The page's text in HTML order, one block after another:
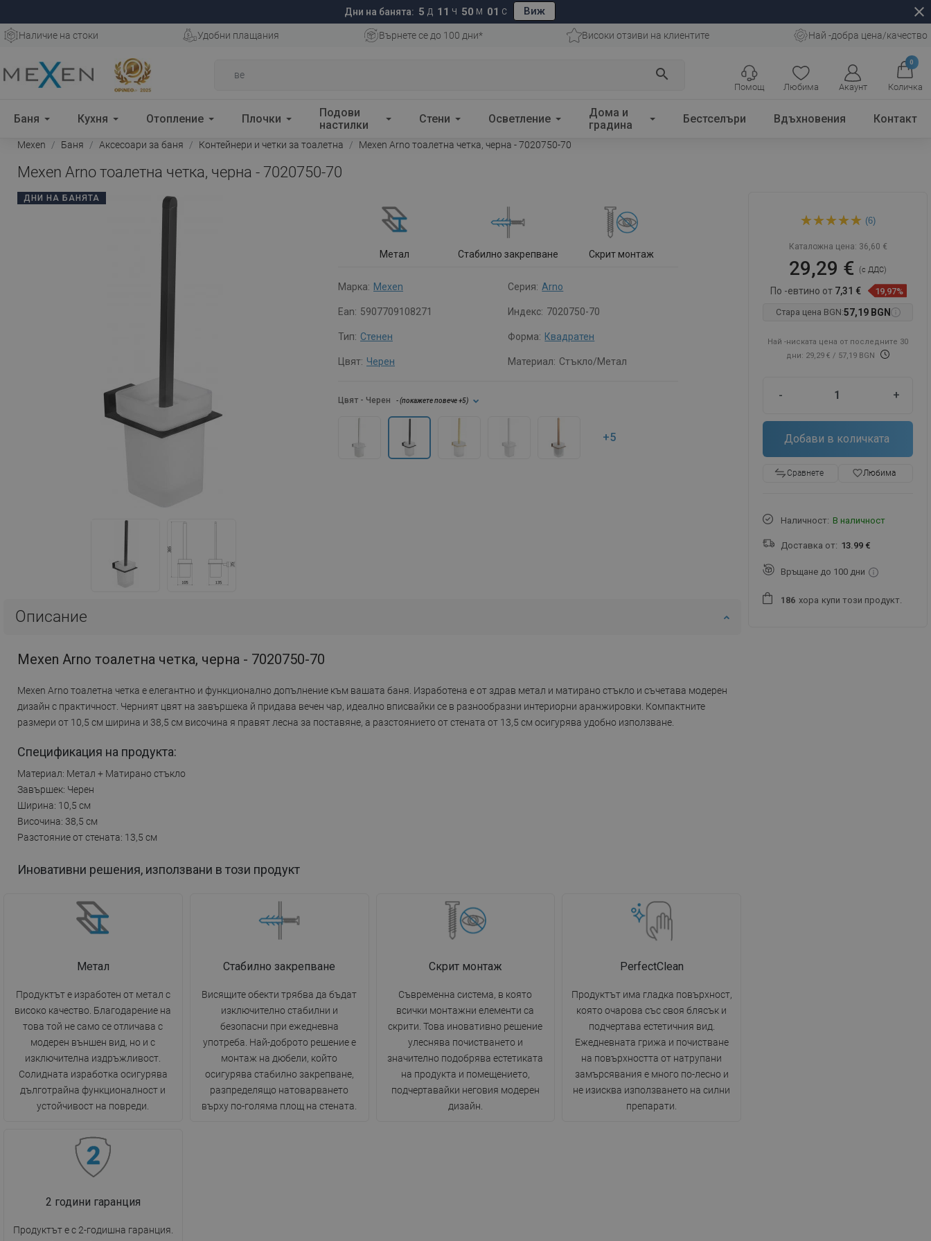
Дни на банята: 5 Д 11 Ч 50 М 00 С Виж close
Наличие на стоки Удобни плащания Върнете се до 100 дни* Високи отзиви на клиентите Най -добра цена/качество
search
Любима Акаунт
0
Количка
Помощ
Баня Кухня Отопление Плочки
Подови
настилки
Стени Осветление
Дома и
градина
Бестселъри Вдъхновения Контакт
Mexen Баня Аксесоари за баня Контейнери и четки за тоалетна Mexen Arno тоалетна четка, черна - 7020750-70
Mexen Arno тоалетна четка, черна - 7020750-70
ДНИ НА БАНЯТА
Метал Стабилно закрепване Скрит монтаж
Марка: Mexen Серия: Arno
Ean: 5907709108271 Индекс: 7020750-70
Тип: Стенен Форма: Квадратен
Цвят: Черен Материал: Стъкло/Метал
Цвят - Черен - (покажете повече+5)
+5
Описание
Mexen Arno тоалетна четка, черна - 7020750-70
Mexen Arno тоалетна четка е елегантно и функционално допълнение към вашата баня. Изработена е от здрав метал и матирано стъкло и съчетава модерен
дизайн с практичност. Черният цвят на завършека й придава вечен чар, идеално вписвайки се в разнообразни интериорни аранжировки. Компактните
размери от 10,5 см ширина и 38,5 см височина я правят лесна за поставяне, а разстоянието от стената от 13,5 см осигурява удобно използване.
Спецификация на продукта:
Материал: Метал + Матирано стъкло
Завършек: Черен
Ширина: 10,5 см
Височина: 38,5 см
Разстояние от стената: 13,5 см
Иновативни решения, използвани в този продукт
Метал
Продуктът е изработен от метал с
високо качество. Благодарение на
това той не само се отличава с
модерен външен вид, но и с
изключителна издръжливост.
Солидната изработка осигурява
дълготрайна функционалност и
устойчивост на повреди.
Стабилно закрепване
Висящите обекти трябва да бъдат
изключително стабилни и
безопасни при ежедневна
употреба. Най-доброто решение е
монтаж на дюбели, който
осигурява стабилно закрепване,
разпределящо натоварването
върху по-голяма площ на стената.
Скрит монтаж
Съвременна система, в която
всички монтажни елементи са
скрити. Това иновативно решение
улеснява почистването и
значително подобрява естетиката
на продукта и помещението,
подчертавайки неговия модерен
дизайн.
PerfectClean
Продуктът има гладка повърхност,
която очарова със своя блясък и
подчертава естетичния вид.
Ежедневната грижа и почистване
на повърхността от натрупани
замърсявания е много по-лесно и
не изисква използването на силни
препарати.
2 години гаранция
Продуктът е с 2-годишна гаранция.
Mexen Arno тоалетна четка,
черна - 7020750-70
(6)
Каталожна цена: 36,60 €
29,29 €(с ДДС)
По -евтино от 7,31 €
19,97%
Стара цена BGN:57,19 BGN
Най -ниската цена от последните 30
дни: 29,29 €/ 57,19 BGN
- +
Добави в количката
Сравнете favorite_borderЛюбима
Наличност: В наличност
Доставка от: 13.99 €
Връщане до 100 дни
1 86 хора купи този продукт.